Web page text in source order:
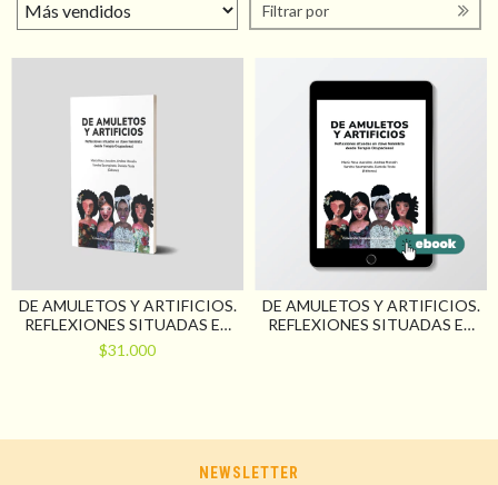
Filtrar por
DE AMULETOS Y ARTIFICIOS.
REFLEXIONES SITUADAS EN
CLAVE FEMINISTA DESDE
TERAPIA OCUPACIONAL
$31.000
DE AMULETOS Y ARTIFICIOS.
REFLEXIONES SITUADAS EN
NEWSLETTER